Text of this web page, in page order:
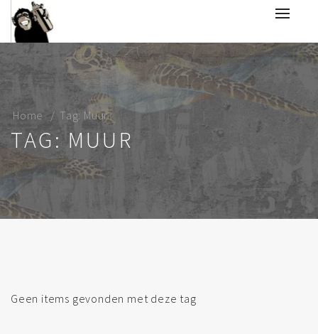
Home Tag: Muur
TAG: MUUR
Geen items gevonden met deze tag